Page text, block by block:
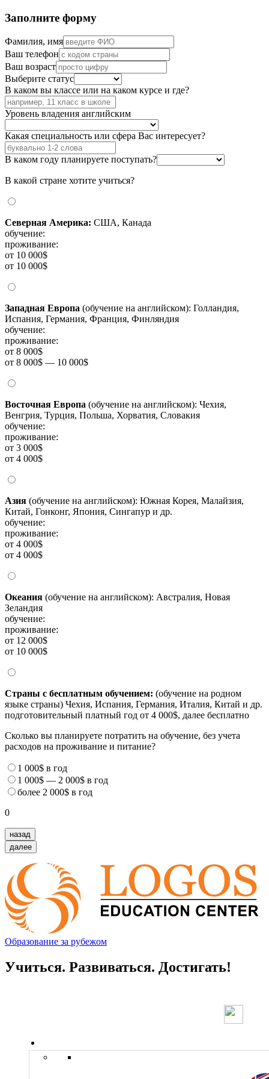
Заполните форму
Фамилия, имя
Ваш телефон
Ваш возраст
Выберите статус
В каком вы классе или на каком курсе и где?
Уровень владения английским
Какая специальность или сфера Вас интересует?
В каком году планируете поступать?
В какой стране хотите учиться?
Северная Америка: США, Канада
обучение:
проживание:
от 10 000$
от 10 000$
Западная Европа (обучение на английском): Голландия,
Испания, Германия, Франция, Финляндия
обучение:
проживание:
от 8 000$
от 8 000$ — 10 000$
Восточная Европа (обучение на английском): Чехия,
Венгрия, Турция, Польша, Хорватия, Словакия
обучение:
проживание:
от 3 000$
от 4 000$
Азия (обучение на английском): Южная Корея, Малайзия,
Китай, Гонконг, Япония, Сингапур и др.
обучение:
проживание:
от 4 000$
от 4 000$
Океания (обучение на английском): Австралия, Новая
Зеландия
обучение:
проживание:
от 12 000$
от 10 000$
Страны с бесплатным обучением: (обучение на родном
языке страны) Чехия, Испания, Германия, Италия, Китай и др.
подготовительный платный год от 4 000$, далее бесплатно
Сколько вы планируете потратить на обучение, без учета
расходов на проживание и питание?
1 000$ в год
1 000$ — 2 000$ в год
более 2 000$ в год
0
назад
далее
Образование за рубежом
Учиться. Развиваться. Достигать!